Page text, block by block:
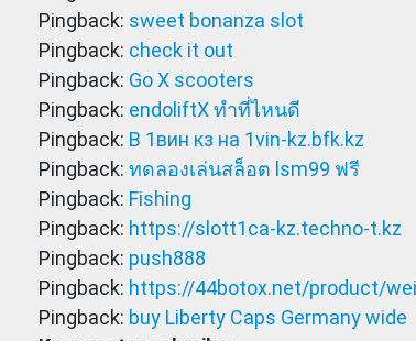
Pingback: sweet bonanza slot
Pingback: check it out
Pingback: Go X scooters
Pingback: endoliftX ทำที่ไหนดี
Pingback: В 1вин кз на 1vin-kz.bfk.kz
Pingback: ทดลองเล่นสล็อต lsm99 ฟรี
Pingback: Fishing
Pingback: https://slott1ca-kz.techno-t.kz
Pingback: push888
Pingback: https://44botox.net/product/
Pingback: buy Liberty Caps Germany wide